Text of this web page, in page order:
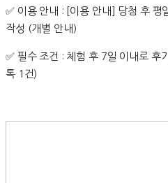
✅ 이용 안내 : [이용 안내] 당첨 후 평
작성 (개별 안내)
✅ 필수 조건 : 체험 후 7일 이내로 후
톡 1건)